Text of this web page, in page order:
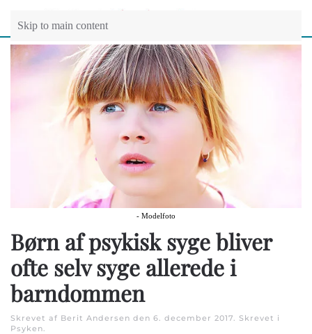
Skip to main content
- Modelfoto
Børn af psykisk syge bliver
ofte selv syge allerede i
barndommen
Skrevet af Berit Andersen den 6. december 2017. Skrevet i
Psyken.